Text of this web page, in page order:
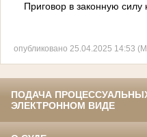
Приговор в законную силу
опубликовано 25.04.2025 14:53
ПОДАЧА
ЭЛЕКТРОННОМ ВИДЕ